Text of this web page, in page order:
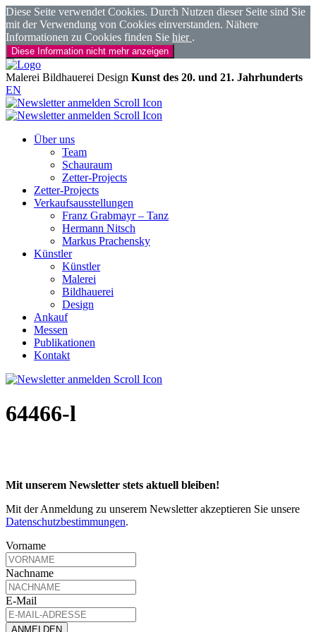
Diese Seite verwendet Cookies. Durch Nutzen dieser Seite sind Sie
mit der Verwendung von Cookies einverstanden. Nähere
Informationen zu Cookies finden Sie hier .
Diese Information nicht mehr anzeigen
Malerei Bildhauerei Design Kunst des 20. und 21. Jahrhunderts
EN
Über uns
Team
Schauraum
Zetter-Projects
Zetter-Projects
Verkaufsausstellungen
Franz Grabmayr – Tanz
Hermann Nitsch
Markus Prachensky
Künstler
Künstler
Malerei
Bildhauerei
Design
Ankauf
Messen
Publikationen
Kontakt
64466-l
Mit unserem Newsletter stets aktuell bleiben!
Mit der Anmeldung zu unserem Newsletter akzeptieren Sie unsere
Datenschutzbestimmungen.
Vorname
Nachname
E-Mail